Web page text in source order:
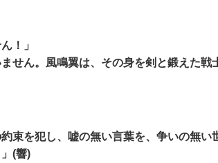
！」
せん。風鳴翼は、その身を剣と鍛えた戦
束を犯し、
嘘の無い言葉を、争いの無い
(響)